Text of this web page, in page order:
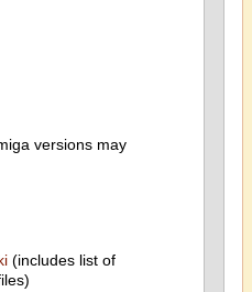
versions may
(includes list of